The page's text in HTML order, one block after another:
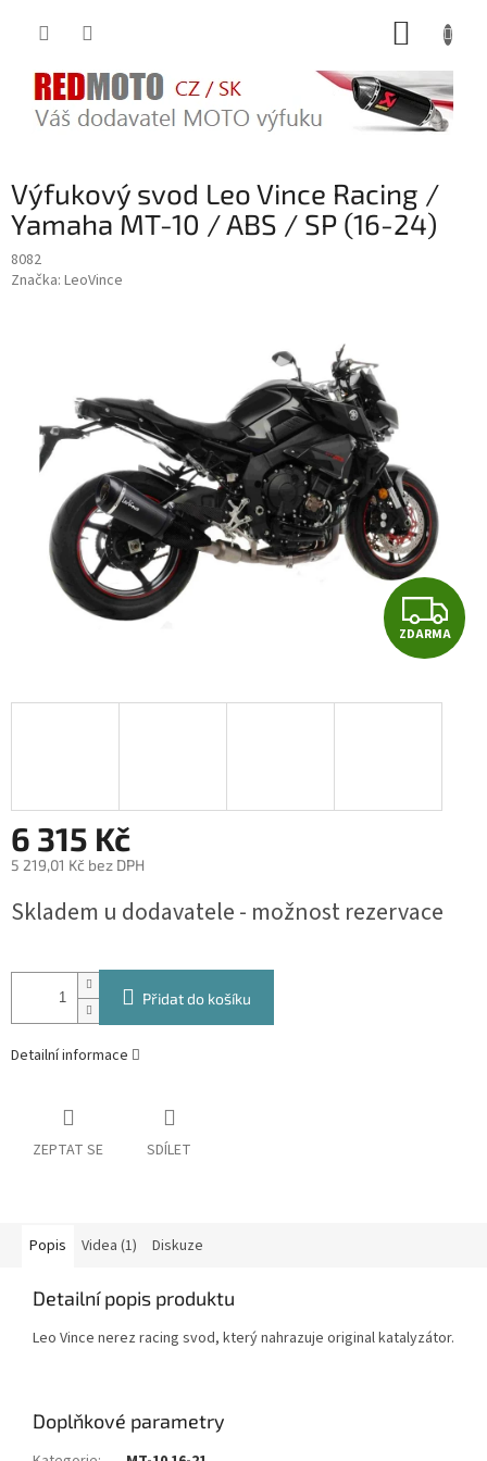
Výfukový svod Leo Vince Racing /
Yamaha MT-10 / ABS / SP (16-24)
8082
Značka: LeoVince
Z
D
ZDARMA
6 315 Kč
5 219,01 Kč bez DPH
cena:
Skladem u dodavatele - možnost rezervace
Přidat do košíku
Detailní informace
ZEPTAT SE SDÍLET
Popis Videa (1) Diskuze
Detailní popis produktu
Leo Vince nerez racing svod, který nahrazuje original katalyzátor.
Doplňkové parametry